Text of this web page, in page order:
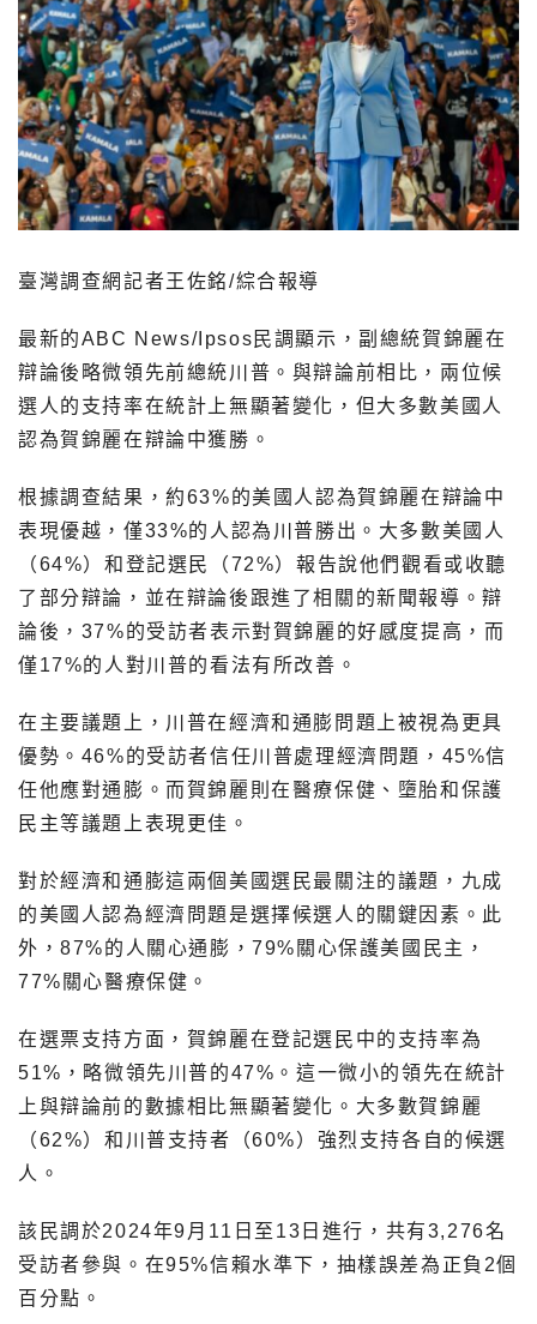
臺灣調查網記者王佐銘/綜合報導
最新的ABC News/Ipsos民調顯示，副總統賀錦麗在
辯論後略微領先前總統川普。與辯論前相比，兩位候
選人的支持率在統計上無顯著變化，但大多數美國人
認為賀錦麗在辯論中獲勝。
根據調查結果，約63%的美國人認為賀錦麗在辯論中
表現優越，僅33%的人認為川普勝出。大多數美國人
（64%）和登記選民（72%）報告說他們觀看或收聽
了部分辯論，並在辯論後跟進了相關的新聞報導。辯
論後，37%的受訪者表示對賀錦麗的好感度提高，而
僅17%的人對川普的看法有所改善。
在主要議題上，川普在經濟和通膨問題上被視為更具
優勢。46%的受訪者信任川普處理經濟問題，45%信
任他應對通膨。而賀錦麗則在醫療保健、墮胎和保護
民主等議題上表現更佳。
對於經濟和通膨這兩個美國選民最關注的議題，九成
的美國人認為經濟問題是選擇候選人的關鍵因素。此
外，87%的人關心通膨，79%關心保護美國民主，
77%關心醫療保健。
在選票支持方面，賀錦麗在登記選民中的支持率為
51%，略微領先川普的47%。這一微小的領先在統計
上與辯論前的數據相比無顯著變化。大多數賀錦麗
（62%）和川普支持者（60%）強烈支持各自的候選
人。
該民調於2024年9月11日至13日進行，共有3,276名
受訪者參與。在95%信賴水準下，抽樣誤差為正負2個
百分點。